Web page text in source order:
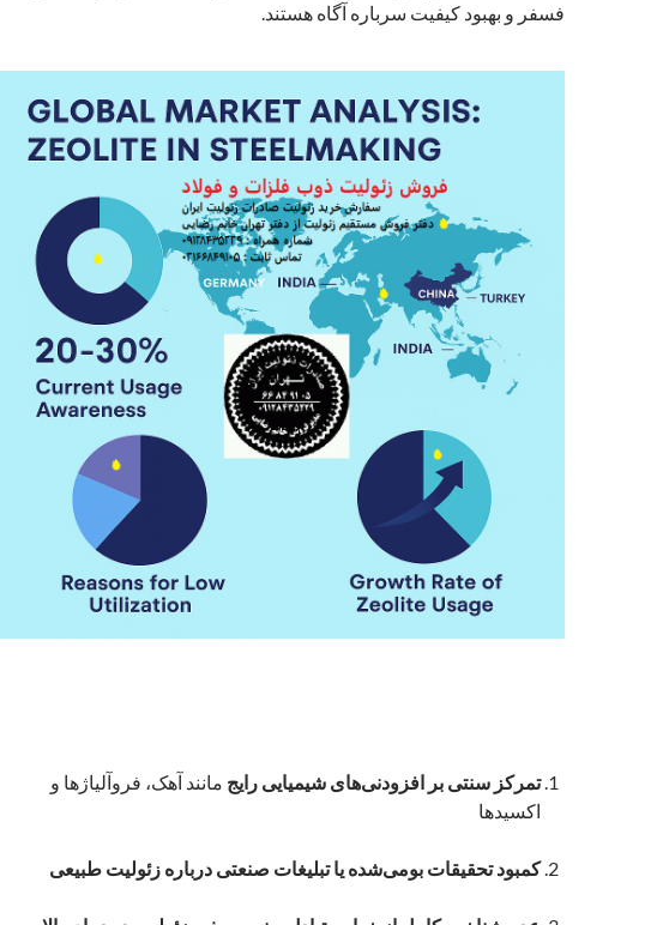
فسفر و بهبود کیفیت سرباره آگاه هستند.
تمرکز سنتی بر افزودنی‌های شیمیایی رایج مانند آهک، فروآلیاژها و
اکسیدها
کمبود تحقیقات بومی‌شده یا تبلیغات صنعتی درباره زئولیت طبیعی